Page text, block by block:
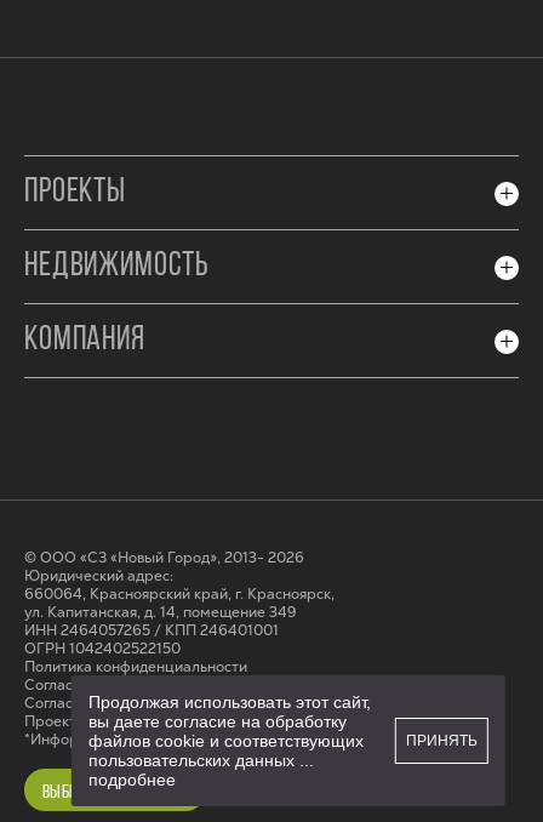
ВЫБРАТЬ КВАРТИРУ
ПРОЕКТЫ
НЕДВИЖИМОСТЬ
КОМПАНИЯ
© ООО «СЗ «Новый Город», 2013- 2026
Юридический адрес:
660064, Красноярский край, г. Красноярск,
ул. Капитанская, д. 14, помещение 349
ИНН 2464057265 / КПП 246401001
ОГРН 1042402522150
Политика конфиденциальности
Согласие на обработку персональных данных
Cогласие на получение рассылки
Проектные декларации на сайте наш.дом.рф
*Информация на сайте не является публичной офертой
Продолжая использовать этот сайт,
вы даете согласие на обработку
файлов cookie и соответствующих
пользовательских данных
подробнее
ПРИНЯТЬ